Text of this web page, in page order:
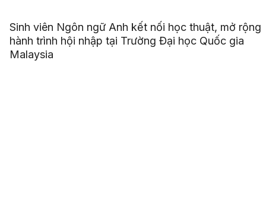
Sinh viên Ngôn ngữ Anh kết nối học thuật, mở rộng
hành trình hội nhập tại Trường Đại học Quốc gia
Malaysia